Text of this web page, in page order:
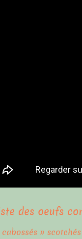
des oeufs
cabossés »